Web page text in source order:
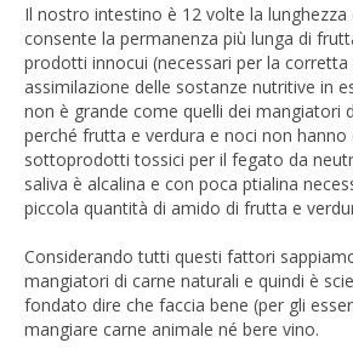
Il nostro intestino è 12 volte la
consente la permanenza più lunga di
prodotti innocui (necessari per la
assimilazione delle sostanze nutritive in
non è grande come quelli dei mangiatori
perché frutta e verdura e noci non hanno
sottoprodotti tossici per il fegato da
saliva è alcalina e con poca ptialina
piccola quantità di amido di frutta e
Considerando tutti questi fattori
mangiatori di carne naturali e quindi è
fondato dire che faccia bene (per gli
mangiare carne animale né bere vino.